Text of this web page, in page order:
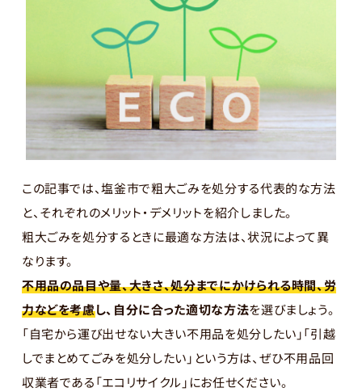
この記事では、塩釜市で粗大ごみを処分する代表的な方法
と、それぞれのメリット・デメリットを紹介しました。
粗大ごみを処分するときに最適な方法は、状況によって異
なります。
不用品の品目や量、大きさ、処分までにかけられる時間、労
力などを考慮し、自分に合った適切な方法を選びましょう。
「自宅から運び出せない大きい不用品を処分したい」「引越
しでまとめてごみを処分したい」という方は、ぜひ不用品回
収業者である「エコリサイクル」にお任せください。